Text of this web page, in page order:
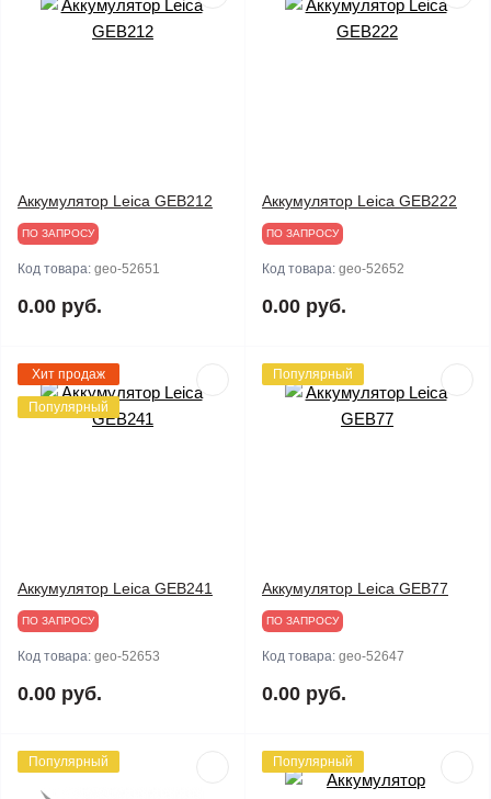
Аккумулятор Leica GEB212
ПО ЗАПРОСУ
Код товара: geo-52651
0.00 руб.
Аккумулятор Leica GEB222
ПО ЗАПРОСУ
Код товара: geo-52652
0.00 руб.
Хит продаж
Популярный
Аккумулятор Leica GEB241
ПО ЗАПРОСУ
Код товара: geo-52653
0.00 руб.
Популярный
Аккумулятор Leica GEB77
ПО ЗАПРОСУ
Код товара: geo-52647
0.00 руб.
Популярный Популярный